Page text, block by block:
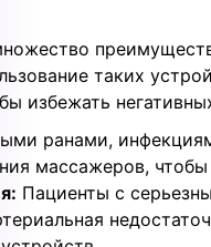
таких
избежать
ранами,
массажеров, чтобы
Пациенты с